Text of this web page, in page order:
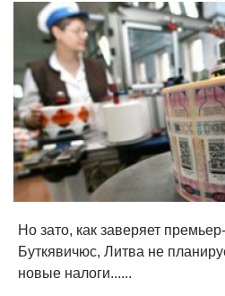
Но зато, как заверяет
Буткявичюс, Литва не
новые налоги......